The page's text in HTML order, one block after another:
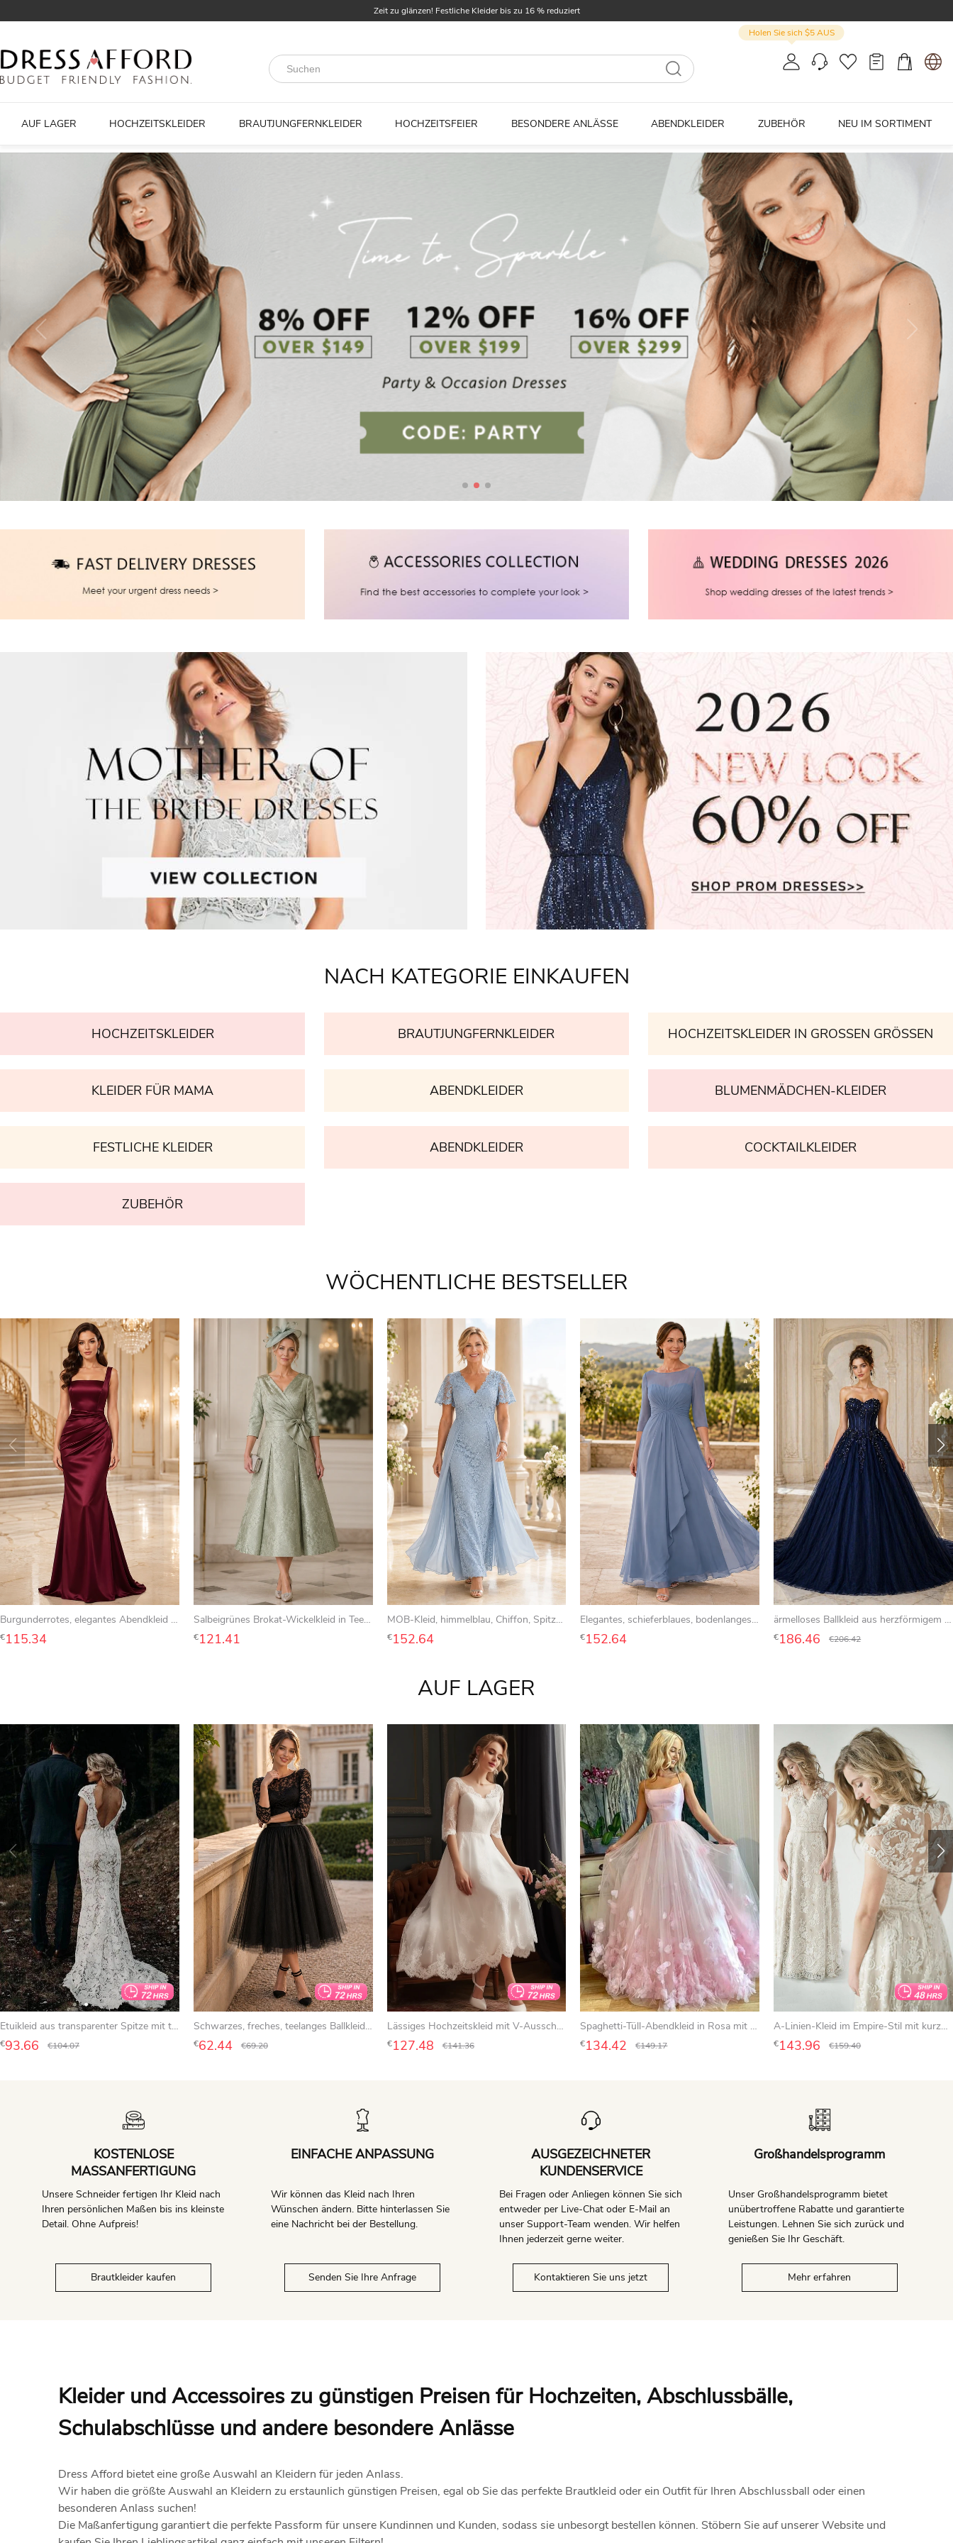
Finde dein Traumkleid! Brautkleider bis zu 25 € reduziert
Zeit zu glänzen! Festliche Kleider bis zu 16 % reduziert
Holen Sie sich $5 AUS
AUF LAGER HOCHZEITSKLEIDER BRAUTJUNGFERNKLEIDER HOCHZEITSFEIER BESONDERE ANLÄSSE ABENDKLEIDER ZUBEHÖR NEU IM SORTIMENT
NACH KATEGORIE EINKAUFEN
HOCHZEITSKLEIDER BRAUTJUNGFERNKLEIDER HOCHZEITSKLEIDER IN GROSSEN GRÖSSEN
KLEIDER FÜR MAMA ABENDKLEIDER BLUMENMÄDCHEN-KLEIDER
FESTLICHE KLEIDER ABENDKLEIDER COCKTAILKLEIDER
ZUBEHÖR
WÖCHENTLICHE BESTSELLER
Burgunderrotes, elegantes Abendkleid für Hochzeitsgäste und Brautjungfern im Ballsaal-Stil, bodenlang, mit eckigem Ausschnitt, trägerlos, ärmellos, aus Satin mit Trägern am Rücken.
€115.34
Salbeigrünes Brokat-Wickelkleid in Teelänge für die Mutter der Braut
€121.41
MOB-Kleid, himmelblau, Chiffon, Spitze, Etuikleid, kurze Ärmel, V-Ausschnitt, knöchellang, drapiert
€152.64
Elegantes, schieferblaues, bodenlanges A-Linien-Chiffonkleid für die Mutter der Braut mit U-Boot-Ausschnitt, Dreiviertelärmeln und sonnenstrahlförmigen Raffungen
€152.64
ärmelloses Ballkleid aus herzförmigem Spitzen-Tüll mit Glockenapplikationen und Schmuckkorsett
€186.46 €206.42
AUF LAGER
Etuikleid aus transparenter Spitze mit tiefem V-Ausschnitt und Schleppe
€93.66 €104.07
Schwarzes, freches, teelanges Ballkleid aus Spitze und Tüll mit 3-4 Ärmeln
€62.44 €69.20
Lässiges Hochzeitskleid mit V-Ausschnitt, halblangen Ärmeln und Spitze in A-Linie, Teelänge
€127.48 €141.36
Spaghetti-Tüll-Abendkleid in Rosa mit Empire-Schnitt und A-Linien-Schnitt sowie Blumenmuster
€134.42 €149.17
A-Linien-Kleid im Empire-Stil mit kurzem V-Ausschnitt, Glockenform, Drapierungen, Applikationen und Knopfleiste, Spitze
€143.96 €159.40
KOSTENLOSE
MASSANFERTIGUNG
Unsere Schneider fertigen Ihr Kleid nach
Ihren persönlichen Maßen bis ins kleinste
Detail. Ohne Aufpreis!
Brautkleider kaufen
EINFACHE ANPASSUNG
Wir können das Kleid nach Ihren
Wünschen ändern. Bitte hinterlassen Sie
eine Nachricht bei der Bestellung.
Senden Sie Ihre Anfrage
AUSGEZEICHNETER
KUNDENSERVICE
Bei Fragen oder Anliegen können Sie sich
entweder per Live-Chat oder E-Mail an
unser Support-Team wenden. Wir helfen
Ihnen jederzeit gerne weiter.
Kontaktieren Sie uns jetzt
Großhandelsprogramm
Unser Großhandelsprogramm bietet
unübertroffene Rabatte und garantierte
Leistungen. Lehnen Sie sich zurück und
genießen Sie Ihr Geschäft.
Mehr erfahren
Kleider und Accessoires zu günstigen Preisen für Hochzeiten, Abschlussbälle,
Schulabschlüsse und andere besondere Anlässe
Dress Afford bietet eine große Auswahl an Kleidern für jeden Anlass.
Wir haben die größte Auswahl an Kleidern zu erstaunlich günstigen Preisen, egal ob Sie das perfekte Brautkleid oder ein Outfit für Ihren Abschlussball oder einen
besonderen Anlass suchen!
Die Maßanfertigung garantiert die perfekte Passform für unsere Kundinnen und Kunden, sodass sie unbesorgt bestellen können. Stöbern Sie auf unserer Website und